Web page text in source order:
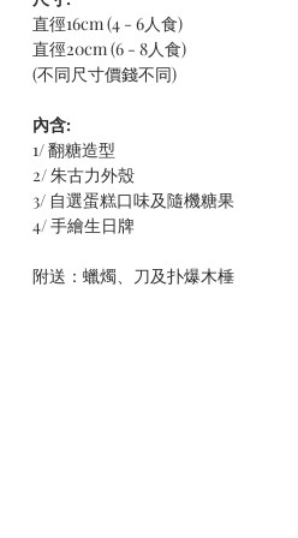
直徑16cm (4 - 6人食)
直徑20cm (6 - 8人食)
(不同尺寸價錢不同)
內含:
1/ 翻糖造型
2/ 朱古力外殼
3/ 自選蛋糕口味及隨機糖果
4/ 手繪生日牌
附送：蠟燭、刀及扑爆木棰